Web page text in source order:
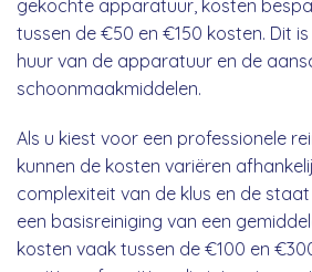
gekochte apparatuur, kosten
tussen de €50 en €150 kosten. Dit
huur van de apparatuur en de
schoonmaakmiddelen.
Als u kiest voor een professionele
kunnen de kosten variëren
complexiteit van de klus en de
een basisreiniging van een
kosten vaak tussen de €100 en